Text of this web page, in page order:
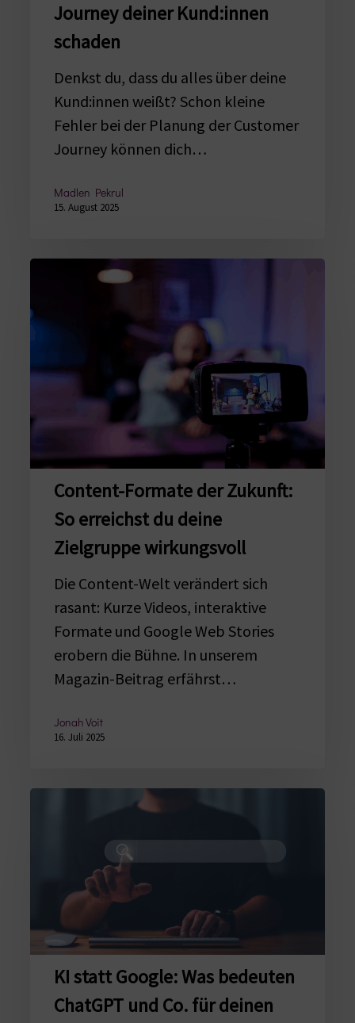
Journey deiner Kund:innen
schaden
Denkst du, dass du alles über deine
Kund:innen weißt? Schon kleine
Fehler bei der Planung der Customer
Journey können dich…
Madlen Pekrul
15. August 2025
der
So
erreichst
du
Zielgruppe
wirkungsvoll
Content-Formate der Zukunft:
So erreichst du deine
Zielgruppe wirkungsvoll
Die Content-Welt verändert sich
rasant: Kurze Videos, interaktive
Formate und Google Web Stories
erobern die Bühne. In unserem
Magazin-Beitrag erfährst…
Jonah Voit
16. Juli 2025
bedeuten
und
deinen
KI statt Google: Was bedeuten
ChatGPT und Co. für deinen